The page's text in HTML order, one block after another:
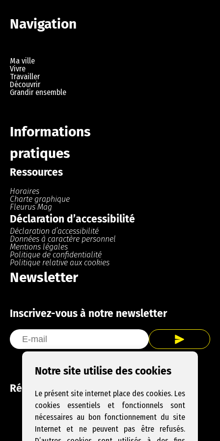
Navigation
Ma ville
Vivre
Travailler
Découvrir
Grandir ensemble
Informations
pratiques
Ressources
Horaires
Charte graphique
Fleurus Mag
Déclaration d’accessibilité
Déclaration d’accessibilité
Données à caractère personnel
Mentions légales
Politique de confidentialité
Politique relative aux cookies
Newsletter
Inscrivez-vous à notre newsletter
Réseaux sociaux
Facebook
Instagram
YouTube
Notre site utilise des cookies
Le présent site internet place des cookies. Les
cookies essentiels et fonctionnels sont
nécessaires au bon fonctionnement du site
Internet et ne peuvent pas être refusés.